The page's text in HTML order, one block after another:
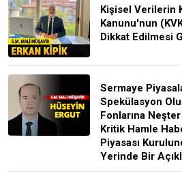
Kişisel Verilerin
Kanunu'nun
Dikkat Edilmesi
Sermaye
Spekülasyon
Fonlarına
Kritik Hamle
Piyasası
Yerinde Bir